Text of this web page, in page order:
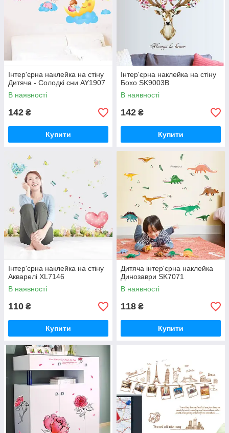
Інтер'єрна наклейка на стіну
Дитяча - Солодкі сни AY1907
В наявності
142 ₴
Купити
Інтер'єрна наклейка на стіну
Бохо SK9003B
В наявності
142 ₴
Купити
Інтер'єрна наклейка на стіну
Акварелі XL7146
В наявності
110 ₴
Купити
Дитяча інтер'єрна наклейка
Динозаври SK7071
В наявності
118 ₴
Купити